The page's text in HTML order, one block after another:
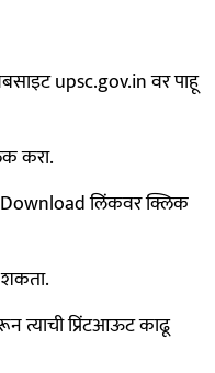
upsc.gov.in वर पाहू
करा.
Download लिंकवर क्लिक
त्याची प्रिंटआऊट काढू